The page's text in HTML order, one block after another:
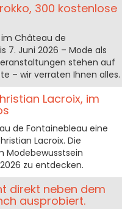
300 kostenlose
im Château de
7. Juni 2026 – Mode als
stehen auf
– wir verraten Ihnen alles.
Lacroix, im
de Fontainebleau eine
Lacroix. Die
Modebewusstsein
zu entdecken.
direkt neben dem
ausprobiert.